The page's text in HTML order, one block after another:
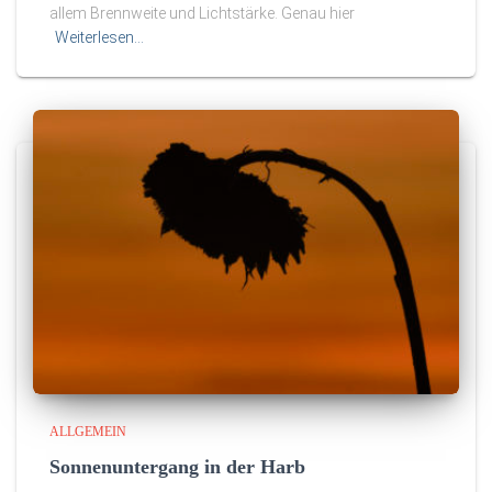
allem Brennweite und Lichtstärke. Genau hier
Weiterlesen…
ALLGEMEIN
Sonnenuntergang in der Harb